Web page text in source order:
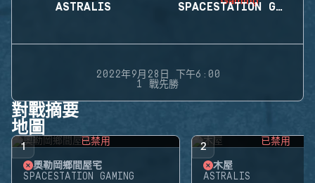
ASTRALIS SPACESTATION GAMING
2022年9月28日 下午6:00
1 戰先勝
對戰摘要
地圖
1 已禁用
奧勒岡鄉間屋宅
SPACESTATION GAMING
2 已禁用
木屋
ASTRALIS